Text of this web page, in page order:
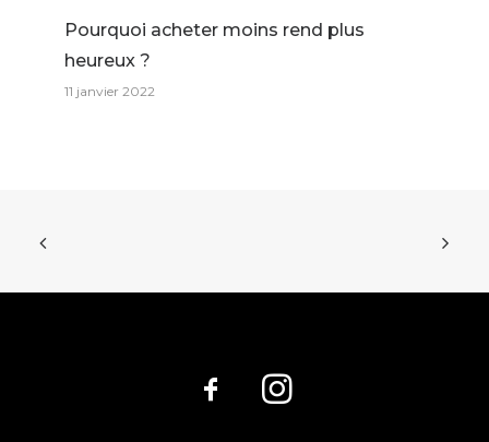
Pourquoi acheter moins rend plus
heureux ?
11 janvier 2022